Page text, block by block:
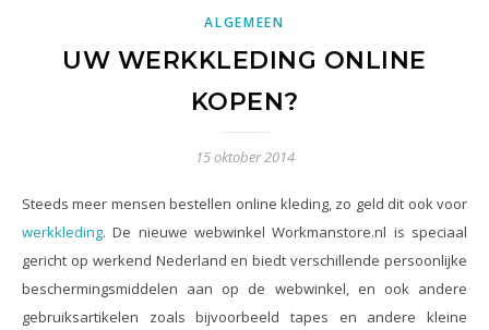
ALGEMEEN
UW WERKKLEDING ONLINE
KOPEN?
15 oktober 2014
Steeds meer mensen bestellen online kleding, zo geld dit ook voor
werkkleding. De nieuwe webwinkel Workmanstore.nl is speciaal
gericht op werkend Nederland en biedt verschillende persoonlijke
beschermingsmiddelen aan op de webwinkel, en ook andere
gebruiksartikelen zoals bijvoorbeeld tapes en andere kleine